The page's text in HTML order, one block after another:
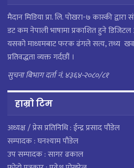
मैदान मिडिया प्रा. लि. पाेखरा-७ कास्की
डट कम नेपाली भाषामा प्रकाशित हुने डिजिटल
यसको माध्यमबाट फरक ढंगले सत्य, तथ्य
प्रतिवद्धता व्यक्त गर्दछौं ।
सुचना बिभाग दर्ता नं. ४३६४-२०८०/८१
हाम्राे टिम
अध्यक्ष / प्रेस प्रतिनिधि : ईन्द्र प्रसाद पौडेल
सम्पादक : घनश्याम पौडेल
उप सम्पादक : सागर ढकाल